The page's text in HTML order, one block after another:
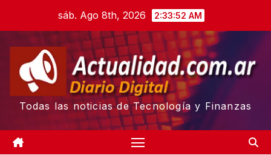
content
sáb. Ago 8th, 2026 2:33:53 AM
Todas las noticias de Tecnología y Finanzas